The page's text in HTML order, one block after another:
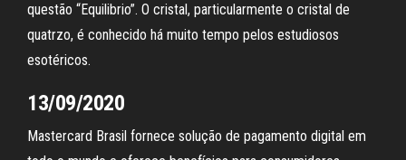
questão “Equilibrio”. O cristal, particularmente o cristal de
quatrzo, é conhecido há muito tempo pelos estudiosos
esotéricos.
13/09/2020
Mastercard Brasil fornece solução de pagamento digital em